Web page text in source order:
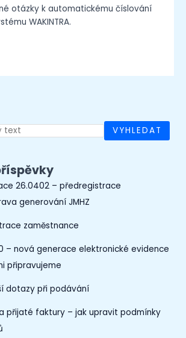
otázky k automatickému číslování
WAKINTRA.
VYHLEDAT
26.0402 – předregistrace
generování JMHZ
zaměstnance
– nová generace elektronické evidence
připravujeme
dotazy při podávání
přijaté faktury – jak upravit podmínky